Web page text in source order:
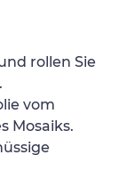
rollen Sie
vom
Mosaiks.